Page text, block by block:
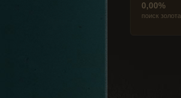
0,00%
поиск золота